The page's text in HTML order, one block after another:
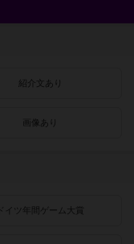
紹介文あり
画像あり
ドイツ年間ゲーム大賞